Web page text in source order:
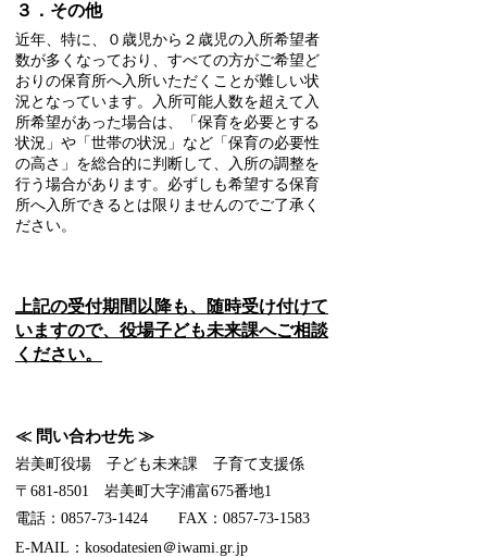
３．その他
近年、特に、０歳児から２歳児の入所希望者
数が多くなっており、すべての方がご希望ど
おりの保育所へ入所いただくことが難しい状
況となっています。入所可能人数を超えて入
所希望があった場合は、「保育を必要とする
状況」や「世帯の状況」など「保育の必要性
の高さ」を総合的に判断して、入所の調整を
行う場合があります。必ずしも希望する保育
所へ入所できるとは限りませんのでご了承く
ださい。
上記の受付期間以降も、随時受け付けて
いますので、役場子ども未来課へご相談
ください。
≪ 問い合わせ先 ≫
岩美町役場 子ども未来課 子育て支援係
〒681-8501 岩美町大字浦富675番地1
電話：0857-73-1424 FAX：0857-73-1583
E-MAIL ：kosodatesien＠iwami.gr.jp